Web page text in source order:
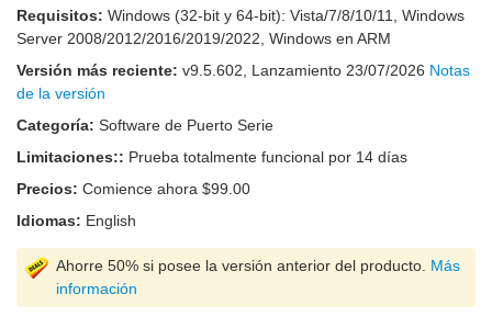
Requisitos: Windows (32-bit y 64-bit): Vista/7/8/10/11, Windows
Server 2008/2012/2016/2019/2022, Windows en ARM
Versión más reciente: v9.5.602 , Lanzamiento 23/07/2026 Notas
de la versión
Categoría: Software de Puerto Serie
Limitaciones:: Prueba totalmente funcional por 14 días
Precios: Comience ahora $99.00
Idiomas: English
Ahorre 50% si posee la versión anterior del producto. Más
información